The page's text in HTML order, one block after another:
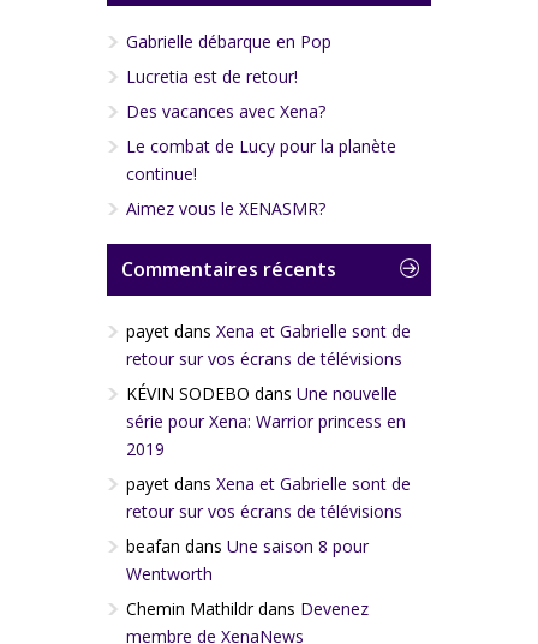
Gabrielle débarque en Pop
Lucretia est de retour!
Des vacances avec Xena?
Le combat de Lucy pour la planète
continue!
Aimez vous le XENASMR?
Commentaires récents
payet dans Xena et Gabrielle sont de
retour sur vos écrans de télévisions
KÉVIN SODEBO dans Une nouvelle
série pour Xena: Warrior princess en
2019
payet dans Xena et Gabrielle sont de
retour sur vos écrans de télévisions
beafan dans Une saison 8 pour
Wentworth
Chemin Mathildrdans Devenez
membre de XenaNews